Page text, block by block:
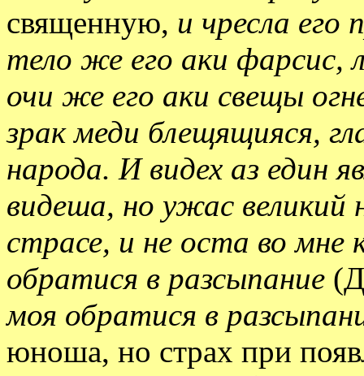
священную, и чресла его
тело же его аки фарсис,
очи же его аки свещы
зрак меди блещящияся,
народа. И видех аз един
видеша, но ужас великий
страсе, и не оста во мне
обратися в разсыпание
моя обратися в
юноша, но страх при